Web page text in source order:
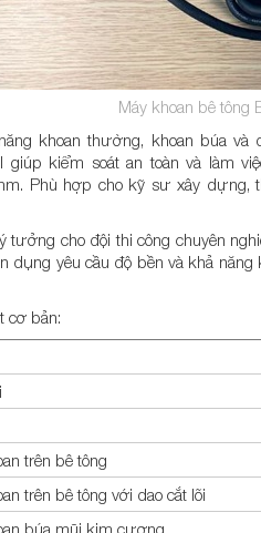
Máy khoan bê tông
khoan thường, khoan búa và
giúp kiểm soát an toàn và làm
Phù hợp cho kỹ sư xây dựng,
tưởng cho đội thi công chuyên
dụng yêu cầu độ bền và khả
cơ bản:
trên bê tông
trên bê tông với dao cắt lõi
búa mũi kim cương